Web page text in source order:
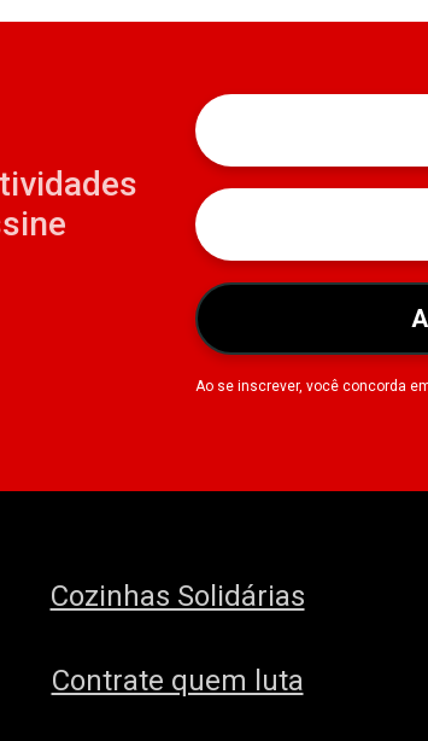
Ao se inscrever, você concorda
Cozinhas Solidárias
Contrate quem luta